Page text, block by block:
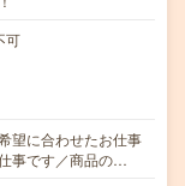
可
望に合わせたお仕事
事です／商品の…